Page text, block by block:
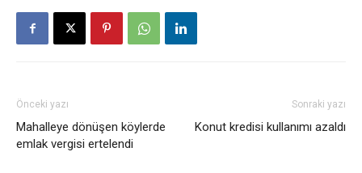
Önceki yazı
Mahalleye dönüşen köylerde
emlak vergisi ertelendi
Sonraki yazı
Konut kredisi kullanımı azaldı